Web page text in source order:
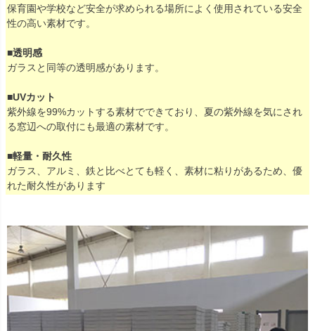
保育園や学校など安全が求められる場所によく使用されている安全
性の高い素材です。
■透明感
ガラスと同等の透明感があります。
■UVカット
紫外線を99%カットする素材でできており、夏の紫外線を気にされ
る窓辺への取付にも最適の素材です。
■軽量・耐久性
ガラス、アルミ、鉄と比べとても軽く、素材に粘りがあるため、優
れた耐久性があります